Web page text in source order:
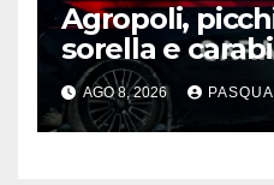
Agropoli,
sorella e
AGO 8, 2026